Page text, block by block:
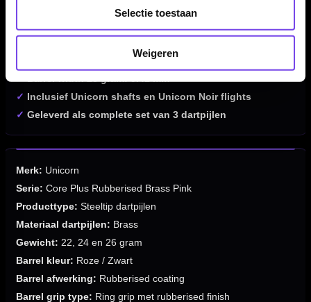
Selectie toestaan
Weigeren
Barrel lengte 26 gram: 52.48 mm
✓ Inclusief Unicorn shafts en Unicorn Noir flights
✓ Geleverd als complete set van 3 dartpijlen
Merk: Unicorn
Serie: Core Plus Rubberised Brass Pink
Producttype: Steeltip dartpijlen
Materiaal dartpijlen: Brass
Gewicht: 22, 24 en 26 gram
Barrel kleur: Roze / Zwart
Barrel afwerking: Rubberised coating
Barrel grip type: Ring grip met rubberised finish